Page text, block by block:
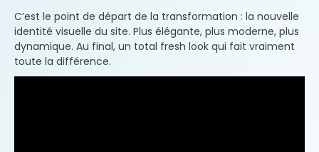
C’est le point de départ de la transformation : la nouvelle
identité visuelle du site. Plus élégante, plus moderne, plus
dynamique. Au final, un total fresh look qui fait vraiment
toute la différence.